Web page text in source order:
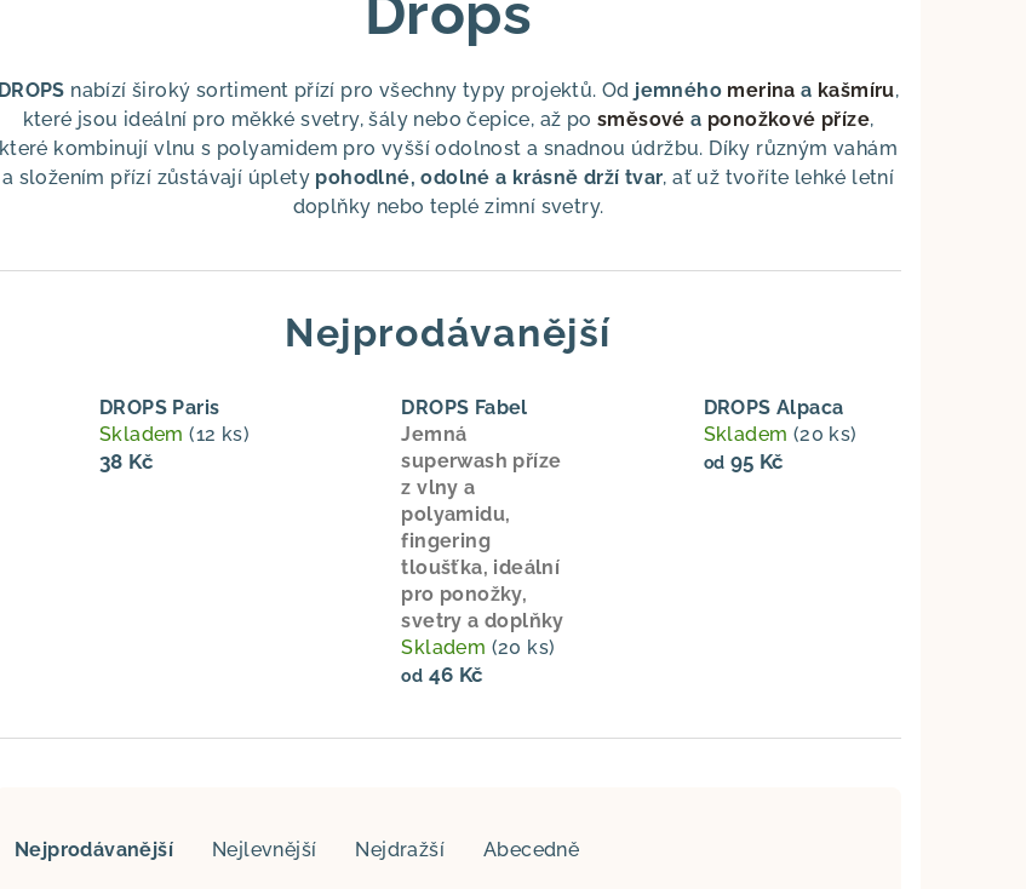
DROPS nabízí široký sortiment přízí pro všechny typy projektů. Od jemného merina a kašmíru,
které jsou ideální pro měkké svetry, šály nebo čepice, až po směsové a ponožkové příze,
které kombinují vlnu s polyamidem pro vyšší odolnost a snadnou údržbu. Díky různým vahám
a složením přízí zůstávají úplety pohodlné, odolné a krásně drží tvar, ať už tvoříte lehké letní
doplňky nebo teplé zimní svetry.
Nejprodávanější
DROPS Paris
Skladem(12 ks)
38 Kč
DROPS Fabel
Jemná
superwash příze
z vlny a
polyamidu,
fingering
tloušťka, ideální
pro ponožky,
svetry a doplňky
Skladem (20 ks)
od 46 Kč
DROPS Alpaca
Skladem (20 ks)
od 95 Kč
aNejprodávanější Nejlevnější Nejdražší Abecedně